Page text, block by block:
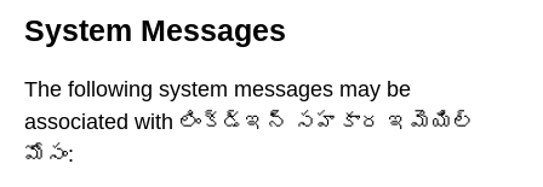
System Messages
The following system messages may be
associated with లింక్డ్ఇన్ సహకార ఇమెయిల్
మోసం: